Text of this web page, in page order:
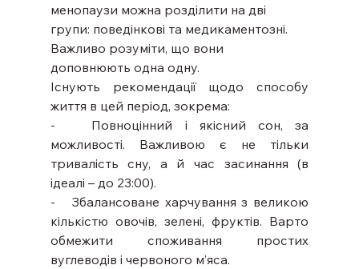
менопаузи можна розділити на дві
групи: поведінкові та медикаментозні.
Важливо розуміти, що вони
доповнюють одна одну.
Існують рекомендації щодо способу
життя в цей період, зокрема:
-   Повноцінний і якісний сон, за
можливості. Важливою є не тільки
тривалість сну, а й час засинання (в
ідеалі – до 23:00).
-   Збалансоване харчування з великою
кількістю овочів, зелені, фруктів. Варто
обмежити споживання простих
вуглеводів і червоного м’яса.